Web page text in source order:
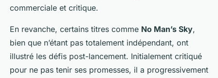
commerciale et critique.
En revanche, certains titres comme No Man’s Sky,
bien que n’étant pas totalement indépendant, ont
illustré les défis post-lancement. Initialement critiqué
pour ne pas tenir ses promesses, il a progressivement